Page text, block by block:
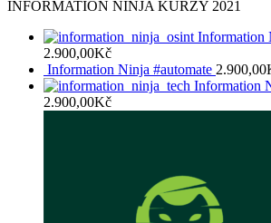
INFORMATION NINJA KURZY 2021
Information
2.900,00Kč
Information Ninja #automate 2.900,00
Information
2.900,00Kč